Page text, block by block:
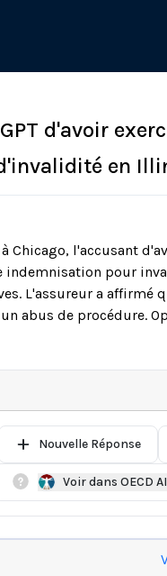
d'avoir
en
Chicago, l'accusant
indemnisation pour
L'assureur a affirmé
abus de procédure.
Nouvelle Réponse
Voir dans OECD